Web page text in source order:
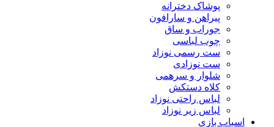
پوشاک دخترانه
پیراهن و سارافون
جوراب و ساق
چوب لباسی
ست رسمی نوزاد
ست نوزادی
شلوار و سرهمی
کلاه دستکش
لباس راحتی نوزاد
لباس زیر نوزاد
اسباب بازی